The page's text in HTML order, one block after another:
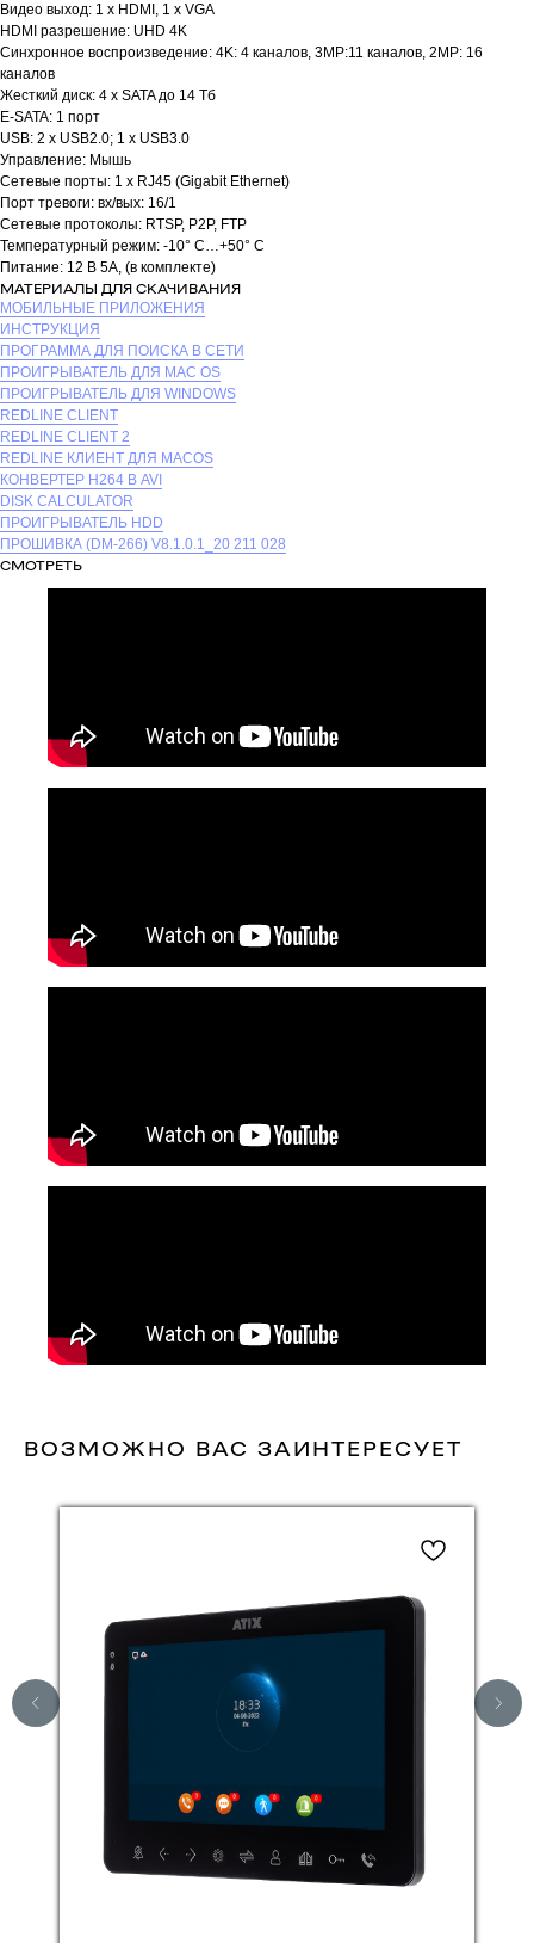
Видео выход: 1 x HDMI, 1 x VGA
HDMI разрешение: UHD 4K
Синхронное воспроизведение: 4K: 4 каналов, 3MP:11 каналов, 2MP: 16
каналов
Жесткий диск: 4 x SATA до 14 Тб
E-SATA: 1 порт
USB: 2 x USB2.0; 1 х USB3.0
Управление: Мышь
Сетевые порты: 1 x RJ45 (Gigabit Ethernet)
Порт тревоги: вх/вых: 16/1
Сетевые протоколы: RTSP, P2P, FTP
Температурный режим: -10° C…+50° С
Питание: 12 В 5А, (в комплекте)
МАТЕРИАЛЫ ДЛЯ СКАЧИВАНИЯ
МОБИЛЬНЫЕ ПРИЛОЖЕНИЯ
ИНСТРУКЦИЯ
ПРОГРАММА ДЛЯ ПОИСКА В СЕТИ
ПРОИГРЫВАТЕЛЬ ДЛЯ MAC OS
ПРОИГРЫВАТЕЛЬ ДЛЯ WINDOWS
REDLINE CLIENT
REDLINE CLIENT 2
REDLINE КЛИЕНТ ДЛЯ MACOS
КОНВЕРТЕР H264 В AVI
DISK CALCULATOR
ПРОИГРЫВАТЕЛЬ HDD
ПРОШИВКА (DM-266) V8.1.0.1_20 211 028
СМОТРЕТЬ
ВОЗМОЖНО ВАС ЗАИНТЕРЕСУЕТ